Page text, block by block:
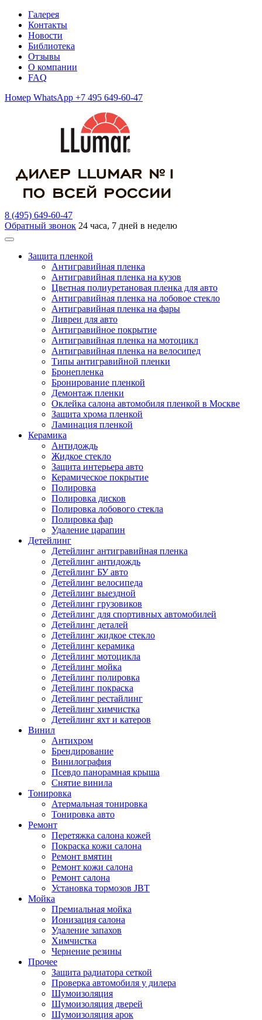
Галерея
Контакты
Новости
Библиотека
Отзывы
О компании
FAQ
Номер WhatsApp +7 495 649-60-47
8 (495) 649-60-47
Обратный звонок 24 часа, 7 дней в неделю
Защита пленкой
Антигравийная пленка
Антигравийная пленка на кузов
Цветная полиуретановая пленка для авто
Антигравийная пленка на лобовое стекло
Антигравийная пленка на фары
Ливреи для авто
Антигравийное покрытие
Антигравийная пленка на мотоцикл
Антигравийная пленка на велосипед
Типы антигравийной пленки
Бронепленка
Бронирование пленкой
Демонтаж пленки
Оклейка салона автомобиля пленкой в Москве
Защита хрома пленкой
Ламинация пленкой
Керамика
Антидождь
Жидкое стекло
Защита интерьера авто
Керамическое покрытие
Полировка
Полировка дисков
Полировка лобового стекла
Полировка фар
Удаление царапин
Детейлинг
Детейлинг антигравийная пленка
Детейлинг антидождь
Детейлинг БУ авто
Детейлинг велосипеда
Детейлинг выездной
Детейлинг грузовиков
Детейлинг для спортивных автомобилей
Детейлинг деталей
Детейлинг жидкое стекло
Детейлинг керамика
Детейлинг мотоцикла
Детейлинг мойка
Детейлинг полировка
Детейлинг покраска
Детейлинг рестайлинг
Детейлинг химчистка
Детейлинг яхт и катеров
Винил
Антихром
Брендирование
Винилография
Псевдо панорамная крыша
Снятие винила
Тонировка
Атермальная тонировка
Тонировка авто
Ремонт
Перетяжка салона кожей
Покраска кожи салона
Ремонт вмятин
Ремонт кожи салона
Ремонт салона
Установка тормозов JBT
Мойка
Премиальная мойка
Ионизация салона
Удаление запахов
Химчистка
Чернение резины
Прочее
Защита радиатора сеткой
Проверка автомобиля у дилера
Шумоизоляция
Шумоизоляция дверей
Шумоизоляция арок